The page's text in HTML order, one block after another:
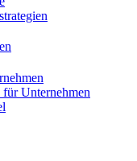
Unternehmen